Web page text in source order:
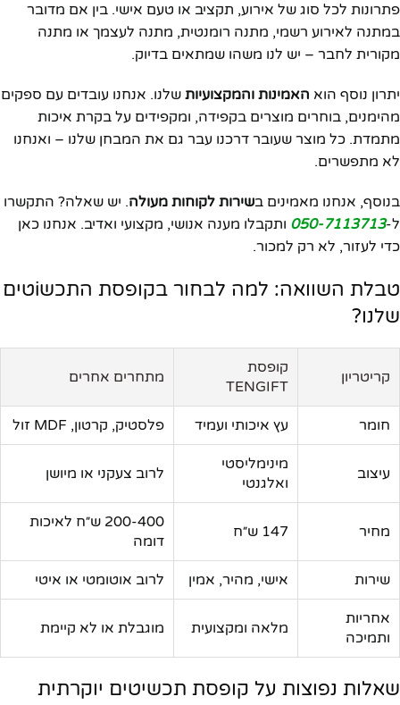
פתרונות לכל סוג של אירוע, תקציב או טעם אישי. בין אם מדובר
במתנה לאירוע רשמי, מתנה רומנטית, מתנה לעצמך או מתנה
מקורית לחבר – יש לנו משהו שמתאים בדיוק.
יתרון נוסף הוא האמינות והמקצועיות שלנו. אנחנו עובדים עם ספקים
מהימנים, בוחרים מוצרים בקפידה, ומקפידים על בקרת איכות
מתמדת. כל מוצר שעובר דרכנו עבר גם את המבחן שלנו – ואנחנו
לא מתפשרים.
בנוסף, אנחנו מאמינים בשירות לקוחות מעולה. יש שאלה? התקשרו
ל-050-7113713 ותקבלו מענה אנושי, מקצועי ואדיב. אנחנו כאן
כדי לעזור, לא רק למכור.
טבלת השוואה: למה לבחור בקופסת התכשiטים
שלנו?
קריטריון
קופסת
TENGIFT
מתחרים אחרים
חומר עץ איכותי ועמיד פלסטיק, קרטון, MDF זול
עיצוב
מינימליסטי
ואלגנטי
לרוב צעקני או מיושן
מחיר 147 ש״ח
200-400 ש״ח לאיכות
דומה
שירות אישי, מהיר, אמין לרוב אוטומטי או איטי
אחריות
ותמיכה
מלאה ומקצועית מוגבלת או לא קיימת
שאלות נפוצות על קופסת תכשיטים יוקרתית